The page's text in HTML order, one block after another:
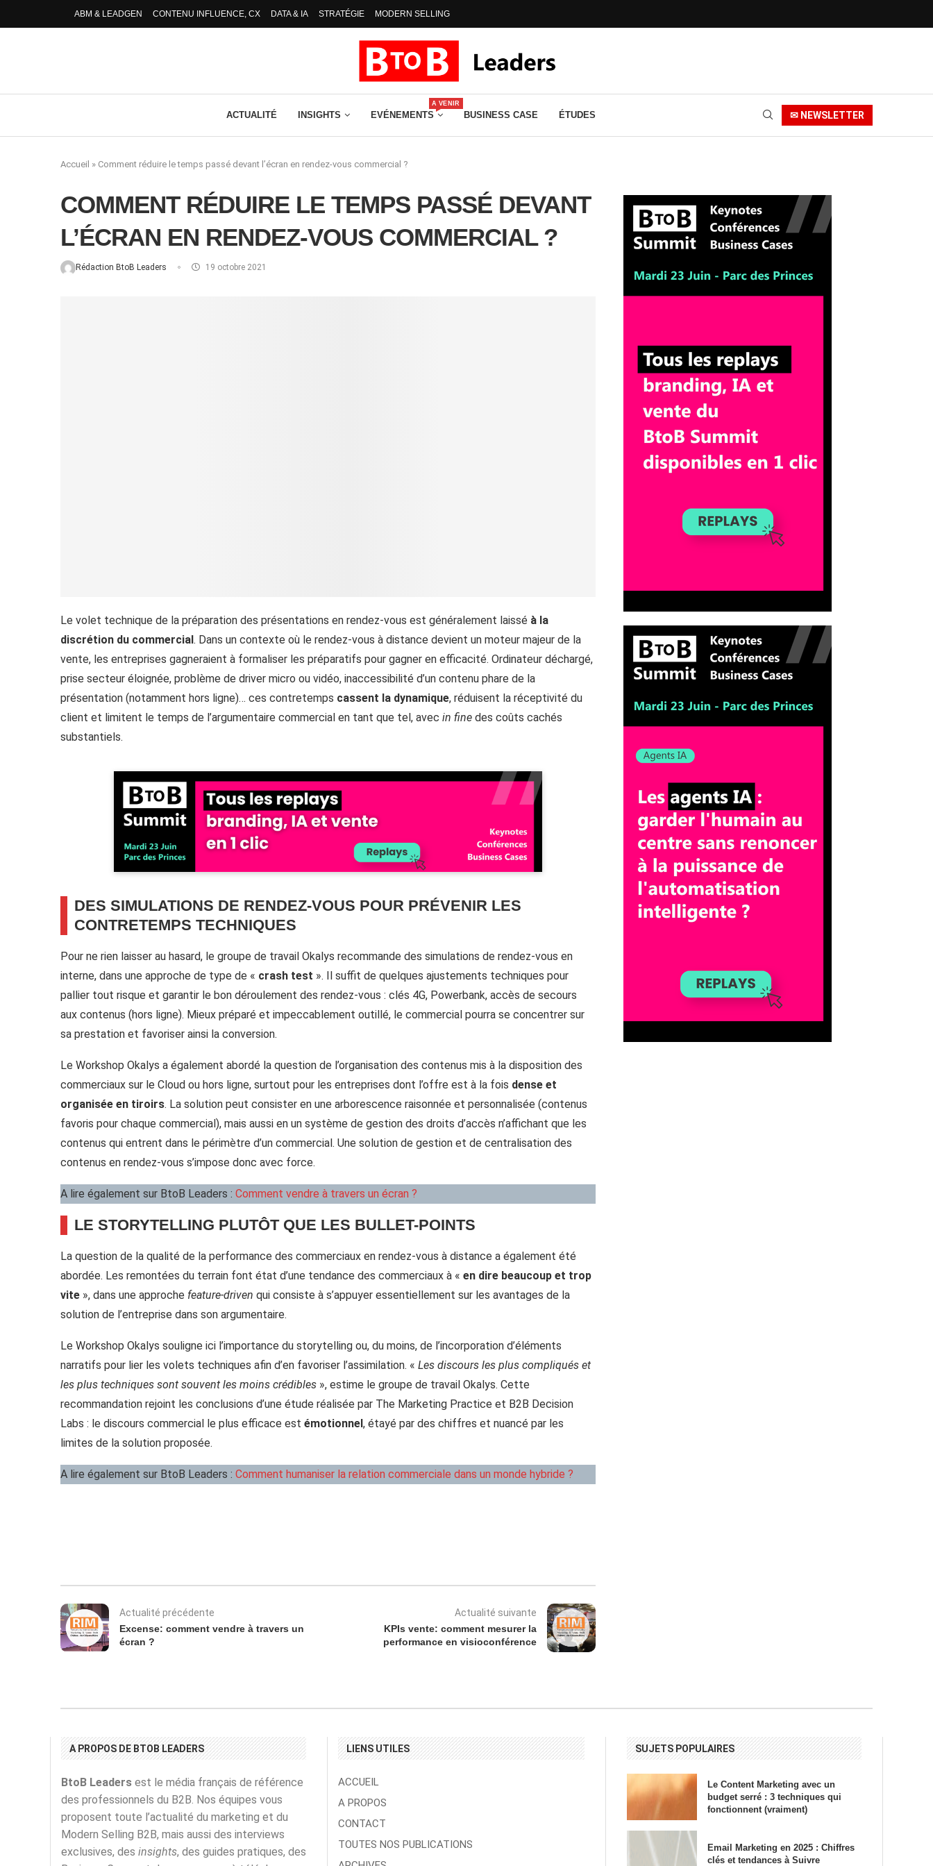
ABM & LEADGEN CONTENU INFLUENCE, CX DATA & IA STRATÉGIE MODERN SELLING
ACTUALITÉ INSIGHTS EVÉNEMENTS
A VENIR
BUSINESS CASE ÉTUDES ✉ NEWSLETTER
Accueil » Comment réduire le temps passé devant l’écran en rendez-vous commercial ?
COMMENT RÉDUIRE LE TEMPS PASSÉ DEVANT
L’ÉCRAN EN RENDEZ-VOUS COMMERCIAL ?
Rédaction BtoB Leaders 19 octobre 2021
Le volet technique de la préparation des présentations en rendez-vous est généralement laissé à la
discrétion du commercial . Dans un contexte où le rendez-vous à distance devient un moteur majeur de la
vente, les entreprises gagneraient à formaliser les préparatifs pour gagner en efficacité. Ordinateur déchargé,
prise secteur éloignée, problème de driver micro ou vidéo, inaccessibilité d’un contenu phare de la
présentation (notamment hors ligne)… ces contretemps cassent la dynamique, réduisent la réceptivité du
client et limitent le temps de l’argumentaire commercial en tant que tel, avec in fine des coûts cachés
substantiels.
DES SIMULATIONS DE RENDEZ-VOUS POUR PRÉVENIR LES
CONTRETEMPS TECHNIQUES
Pour ne rien laisser au hasard, le groupe de travail Okalys recommande des simulations de rendez-vous en
interne, dans une approche de type de « crash test ». Il suffit de quelques ajustements techniques pour
pallier tout risque et garantir le bon déroulement des rendez-vous : clés 4G, Powerbank, accès de secours
aux contenus (hors ligne). Mieux préparé et impeccablement outillé, le commercial pourra se concentrer sur
sa prestation et favoriser ainsi la conversion.
Le Workshop Okalys a également abordé la question de l’organisation des contenus mis à la disposition des
commerciaux sur le Cloud ou hors ligne, surtout pour les entreprises dont l’offre est à la fois dense et
organisée en tiroirs. La solution peut consister en une arborescence raisonnée et personnalisée (contenus
favoris pour chaque commercial), mais aussi en un système de gestion des droits d’accès n’affichant que les
contenus qui entrent dans le périmètre d’un commercial. Une solution de gestion et de centralisation des
contenus en rendez-vous s’impose donc avec force.
A lire également sur BtoB Leaders : Comment vendre à travers un écran ?
LE STORYTELLING PLUTÔT QUE LES BULLET-POINTS
La question de la qualité de la performance des commerciaux en rendez-vous à distance a également été
abordée. Les remontées du terrain font état d’une tendance des commerciaux à « en dire beaucoup et trop
vite », dans une approche feature-driven qui consiste à s’appuyer essentiellement sur les avantages de la
solution de l’entreprise dans son argumentaire.
Le Workshop Okalys souligne ici l’importance du storytelling ou, du moins, de l’incorporation d’éléments
narratifs pour lier les volets techniques afin d’en favoriser l’assimilation. « Les discours les plus compliqués et
les plus techniques sont souvent les moins crédibles », estime le groupe de travail Okalys. Cette
recommandation rejoint les conclusions d’une étude réalisée par The Marketing Practice et B2B Decision
Labs : le discours commercial le plus efficace est émotionnel , étayé par des chiffres et nuancé par les
limites de la solution proposée.
A lire également sur BtoB Leaders : Comment humaniser la relation commerciale dans un monde hybride ?
Actualité précédente
Excense: comment vendre à travers un
écran ?
Actualité suivante
KPIs vente: comment mesurer la
performance en visioconférence
A PROPOS DE BTOB LEADERS
BtoB Leaders est le média français de référence
des professionnels du B2B. Nos équipes vous
proposent toute l’actualité du marketing et du
Modern Selling B2B, mais aussi des interviews
exclusives, des insights, des guides pratiques, des
LIENS UTILES
ACCUEIL
A PROPOS
CONTACT
TOUTES NOS PUBLICATIONS
SUJETS POPULAIRES
Le Content Marketing avec un
budget serré : 3 techniques qui
fonctionnent (vraiment)
Email Marketing en 2025 : Chiffres
clés et tendances à Suivre